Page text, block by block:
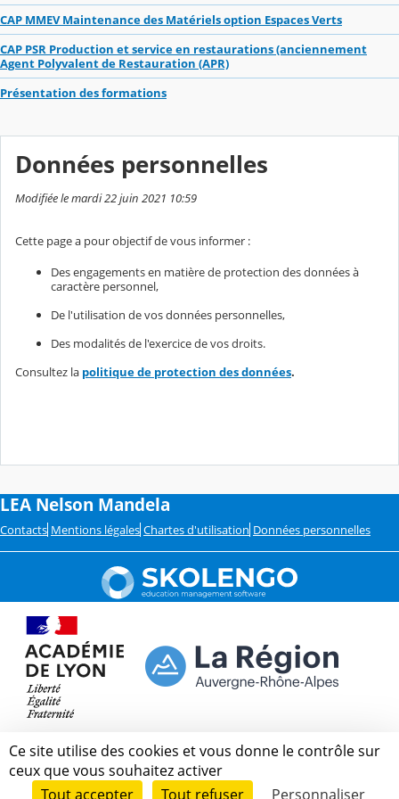
CAP MMEV Maintenance des Matériels option Espaces Verts
CAP PSR Production et service en restaurations (anciennement
Agent Polyvalent de Restauration (APR)
Présentation des formations
Données personnelles
Modifiée le mardi 22 juin 2021 10:59
Cette page a pour objectif de vous informer :
Des engagements en matière de protection des données à
caractère personnel,
De l'utilisation de vos données personnelles,
Des modalités de l'exercice de vos droits.
Consultez la politique de protection des données.
LEA Nelson Mandela
Contacts Mentions légales Chartes d'utilisation Données personnelles
Ce site utilise des cookies et vous donne le contrôle sur
ceux que vous souhaitez activer
Tout accepter
Tout refuser Personnaliser